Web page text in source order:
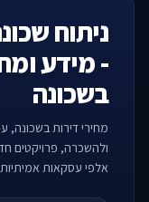
- מידע
בשכונה
מחירי דירות בשכונה,
ולהשכרה, פרויקטים
אלפי עסקאות אמיתיות